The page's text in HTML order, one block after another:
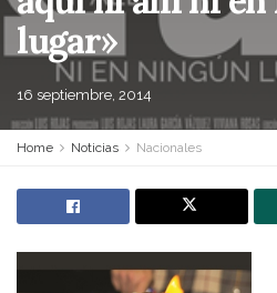
lugar»
16 septiembre, 2014
Home Noticias Nacionales